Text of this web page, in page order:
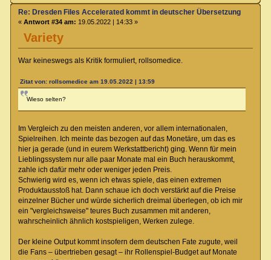
Variety
Re: Dresden Files Accelerated kommt in deutscher Übersetzung
« Antwort #34 am: 19.05.2022 | 14:33 »
War keineswegs als Kritik formuliert, rollsomedice.
Zitat von: rollsomedice am 19.05.2022 | 13:59
Wieso selten?
Im Vergleich zu den meisten anderen, vor allem internationalen,
Spielreihen. Ich meinte das bezogen auf das Monetäre, um das es
hier ja gerade (und in eurem Werkstattbericht) ging. Wenn für mein
Lieblingssystem nur alle paar Monate mal ein Buch herauskommt,
zahle ich dafür mehr oder weniger jeden Preis.
Schwierig wird es, wenn ich etwas spiele, das einen extremen
Produktausstoß hat. Dann schaue ich doch verstärkt auf die Preise
einzelner Bücher und würde sicherlich dreimal überlegen, ob ich mir
ein "vergleichsweise" teures Buch zusammen mit anderen,
wahrscheinlich ähnlich kostspieligen, Werken zulege.
Der kleine Output kommt insofern dem deutschen Fate zugute, weil
die Fans – übertrieben gesagt – ihr Rollenspiel-Budget auf Monate